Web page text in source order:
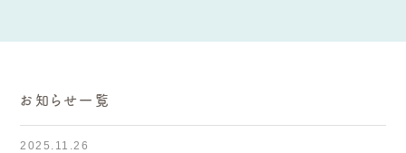
お知らせ一覧
2025.11.26